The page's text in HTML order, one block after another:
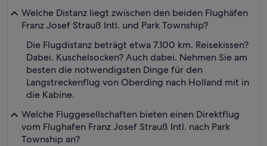
Welche Distanz liegt zwischen den beiden Flughäfen
Franz Josef Strauß Intl. und Park Township?
Die Flugdistanz beträgt etwa 7.100 km. Reisekissen?
Dabei. Kuschelsocken? Auch dabei. Nehmen Sie am
besten die notwendigsten Dinge für den
Langstreckenflug von Oberding nach Holland mit in
die Kabine.
Welche Fluggesellschaften bieten einen Direktflug
vom Flughafen Franz Josef Strauß Intl. nach Park
Township an?